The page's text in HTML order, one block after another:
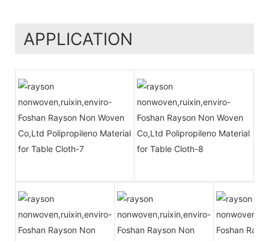
APPLICATION